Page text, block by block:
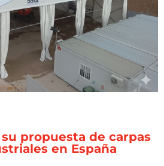
propuesta de carpas
en España